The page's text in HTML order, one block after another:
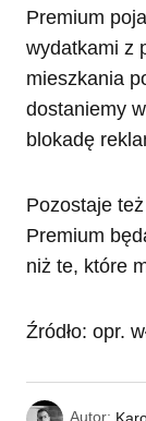
Premium
wydatkami z
mieszkania
dostaniemy
blokadę
Pozostaje
Premium
niż te, które
Źródło: opr.
Autor: